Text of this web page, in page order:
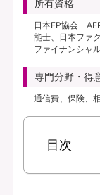
所有資格
日本FP協会
能士、日本ファ
ファイナンシャ
専門分野・得
通信費、保険、
目次